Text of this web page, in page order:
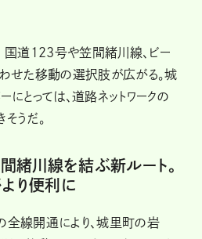
国道123号や笠間緒川線、ビー
せた移動の選択肢が広がる。城
にとっては、道路ネットワークの
うだ。
緒川線を結ぶ新ルート。
り便利に
全線開通により、城里町の岩